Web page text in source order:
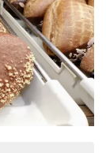
ふんわり生
い～♡